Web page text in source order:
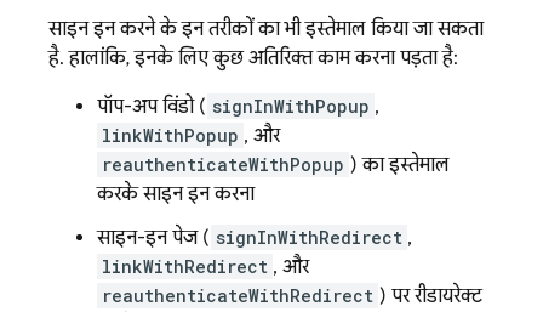
साइन इन करने के इन तरीकों का भी इस्तेमाल किया जा सकता
है. हालांकि, इनके लिए कुछ अतिरिक्त काम करना पड़ता है:
पॉप-अप विंडो ( signInWithPopup ,
linkWithPopup , और
reauthenticateWithPopup ) का इस्तेमाल
करके साइन इन करना
साइन-इन पेज ( signInWithRedirect ,
linkWithRedirect , और
reauthenticateWithRedirect ) पर रीडायरेक्ट